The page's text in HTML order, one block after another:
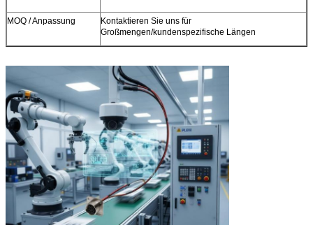
MOQ / Anpassung
Kontaktieren Sie uns für
Großmengen/kundenspezifische Längen